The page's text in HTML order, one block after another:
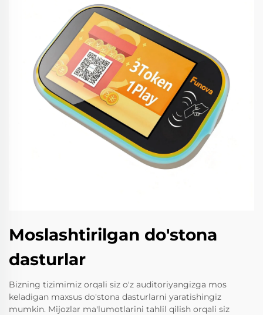
Moslashtirilgan do'stona
dasturlar
Bizning tizimimiz orqali siz o'z auditoriyangizga mos
keladigan maxsus do'stona dasturlarni yaratishingiz
mumkin. Mijozlar ma'lumotlarini tahlil qilish orqali siz